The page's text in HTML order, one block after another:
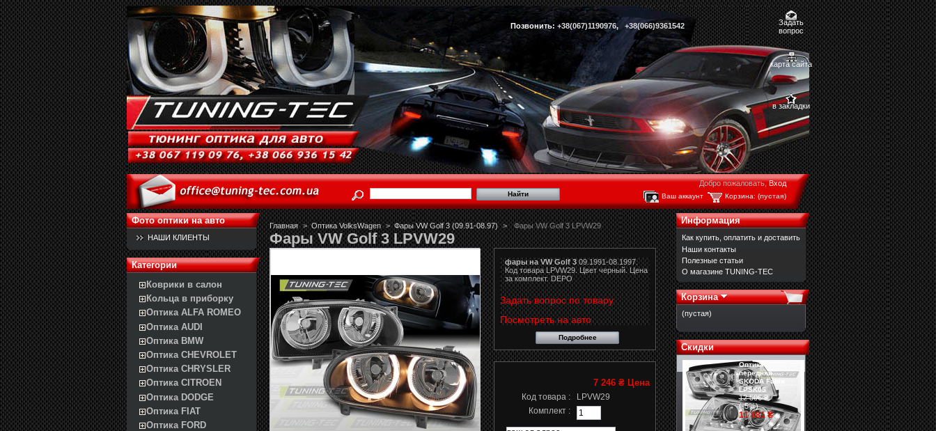
Позвонить: +38(067)1190976, +38(066)9361542
Задать
вопрос
карта сайта
в закладки
Добро пожаловать,Вход
Корзина: (пустая)
Ваш аккаунт
Фото оптики на авто
НАШИ КЛИЕНТЫ
Категории
Коврики в салон
Кольца в приборку
Оптика ALFA ROMEO
Оптика AUDI
Оптика BMW
Оптика CHEVROLET
Оптика CHRYSLER
Оптика CITROEN
Оптика DODGE
Оптика FIAT
Оптика FORD
Главная > Оптика VolksWagen > Фары VW Golf 3 (09.91-08.97) > Фары VW Golf 3 LPVW29
Фары VW Golf 3 LPVW29
фары на VW Golf 3 09.1991-08.1997.
Код товараLPVW29. Цвет черный. Цена
за комплект. DEPO
Задать вопрос по товару
Посмотреть на авто
Подробнее
7 246 ₴Цена
Код товара :
LPVW29
Комплект :
Информация
Как купить, оплатить и доставить
Наши контакты
Полезные статьи
О магазине TUNING-TEC
Корзина
(пустая)
Скидки
Оптика
передняя
SKODA Fabia
LPSK05
12 506 ₴
(-5%)
11 881 ₴